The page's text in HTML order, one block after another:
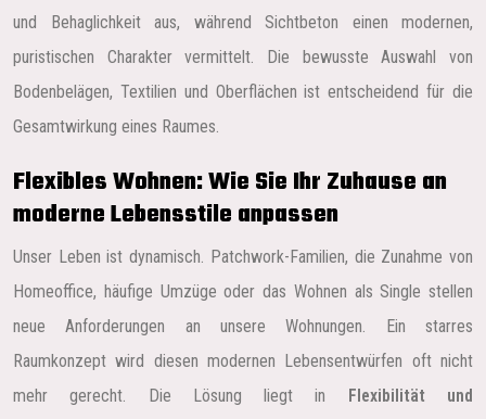
und Behaglichkeit aus, während Sichtbeton einen modernen,
puristischen Charakter vermittelt. Die bewusste Auswahl von
Bodenbelägen, Textilien und Oberflächen ist entscheidend für die
Gesamtwirkung eines Raumes.
Flexibles Wohnen: Wie Sie Ihr Zuhause an
moderne Lebensstile anpassen
Unser Leben ist dynamisch. Patchwork-Familien, die Zunahme von
Homeoffice, häufige Umzüge oder das Wohnen als Single stellen
neue Anforderungen an unsere Wohnungen. Ein starres
Raumkonzept wird diesen modernen Lebensentwürfen oft nicht
mehr gerecht. Die Lösung liegt in
Flexibilität und